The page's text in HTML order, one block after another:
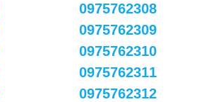
0975762308
0975762309
0975762310
0975762311
0975762312